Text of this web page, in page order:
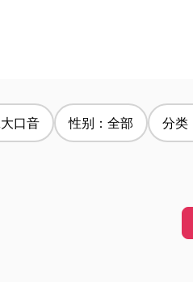
口音 性别：全部 分类